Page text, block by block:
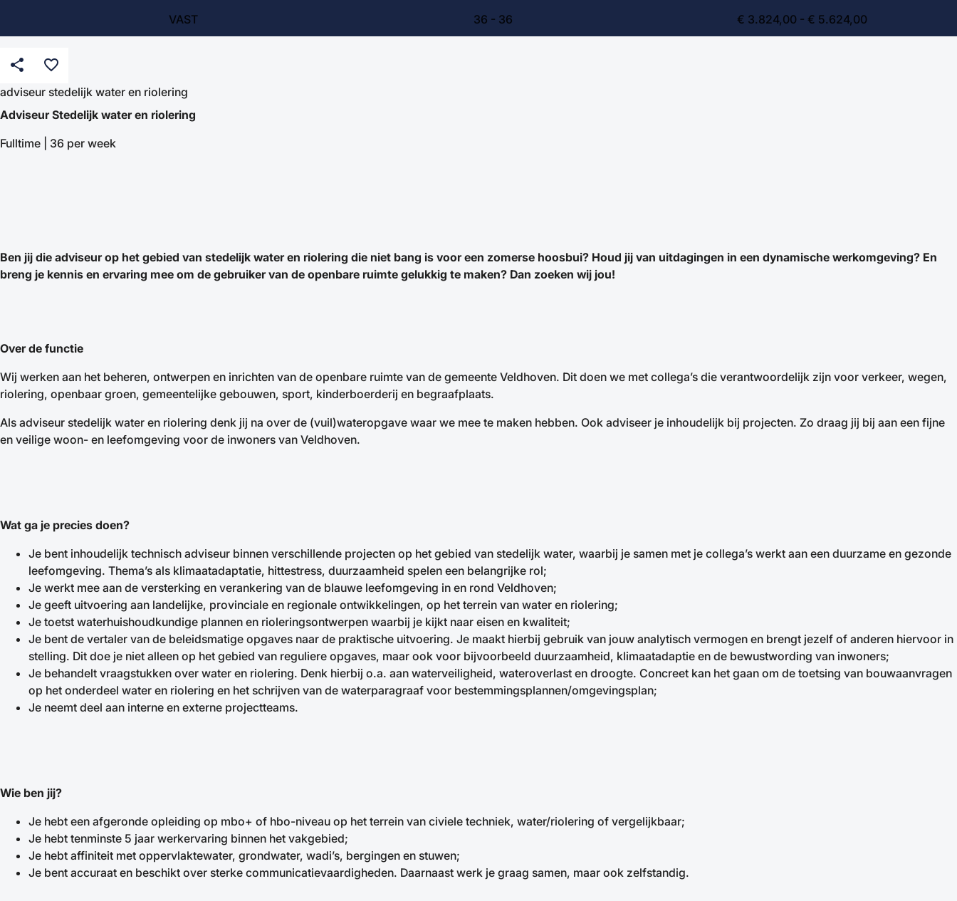
VAST 36 - 36 € 3.824,00 - € 5.624,00
share favorite_border
adviseur stedelijk water en riolering
Adviseur Stedelijk water en riolering
Fulltime | 36 per week
Ben jij die adviseur op het gebied van stedelijk water en riolering die niet bang is voor een zomerse hoosbui? Houd jij van uitdagingen in een dynamische werkomgeving? En
breng je kennis en ervaring mee om de gebruiker van de openbare ruimte gelukkig te maken? Dan zoeken wij jou!
Over de functie
Wij werken aan het beheren, ontwerpen en inrichten van de openbare ruimte van de gemeente Veldhoven. Dit doen we met collega’s die verantwoordelijk zijn voor verkeer, wegen,
riolering, openbaar groen, gemeentelijke gebouwen, sport, kinderboerderij en begraafplaats.
Als adviseur stedelijk water en riolering denk jij na over de (vuil)wateropgave waar we mee te maken hebben. Ook adviseer je inhoudelijk bij projecten. Zo draag jij bij aan een fijne
en veilige woon- en leefomgeving voor de inwoners van Veldhoven.
Wat ga je precies doen?
Je bent inhoudelijk technisch adviseur binnen verschillende projecten op het gebied van stedelijk water, waarbij je samen met je collega’s werkt aan een duurzame en gezonde
leefomgeving. Thema’s als klimaatadaptatie, hittestress, duurzaamheid spelen een belangrijke rol;
Je werkt mee aan de versterking en verankering van de blauwe leefomgeving in en rond Veldhoven;
Je geeft uitvoering aan landelijke, provinciale en regionale ontwikkelingen, op het terrein van water en riolering;
Je toetst waterhuishoudkundige plannen en rioleringsontwerpen waarbij je kijkt naar eisen en kwaliteit;
Je bent de vertaler van de beleidsmatige opgaves naar de praktische uitvoering. Je maakt hierbij gebruik van jouw analytisch vermogen en brengt jezelf of anderen hiervoor in
stelling. Dit doe je niet alleen op het gebied van reguliere opgaves, maar ook voor bijvoorbeeld duurzaamheid, klimaatadaptie en de bewustwording van inwoners;
Je behandelt vraagstukken over water en riolering. Denk hierbij o.a. aan waterveiligheid, wateroverlast en droogte. Concreet kan het gaan om de toetsing van bouwaanvragen
op het onderdeel water en riolering en het schrijven van de waterparagraaf voor bestemmingsplannen/omgevingsplan;
Je neemt deel aan interne en externe projectteams.
Wie ben jij?
Je hebt een afgeronde opleiding op mbo+ of hbo-niveau op het terrein van civiele techniek, water/riolering of vergelijkbaar;
Je hebt tenminste 5 jaar werkervaring binnen het vakgebied;
Je hebt affiniteit met oppervlaktewater, grondwater, wadi’s, bergingen en stuwen;
Je bent accuraat en beschikt over sterke communicatievaardigheden. Daarnaast werk je graag samen, maar ook zelfstandig.